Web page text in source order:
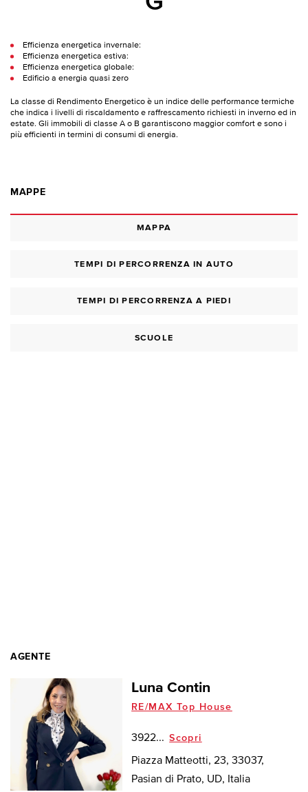
Efficienza energetica invernale:
Efficienza energetica estiva:
Efficienza energetica globale:
Edificio a energia quasi zero
La classe di Rendimento Energetico è un indice delle performance termiche
che indica i livelli di riscaldamento e raffrescamento richiesti in inverno ed in
estate. Gli immobili di classe A o B garantiscono maggior comfort e sono i
più efficienti in termini di consumi di energia.
MAPPE
MAPPA
TEMPI DI PERCORRENZA IN AUTO
TEMPI DI PERCORRENZA A PIEDI
SCUOLE
AGENTE
Luna Contin
RE/MAX Top House
3922... Scopri
Piazza Matteotti, 23, 33037,
Pasian di Prato, UD, Italia